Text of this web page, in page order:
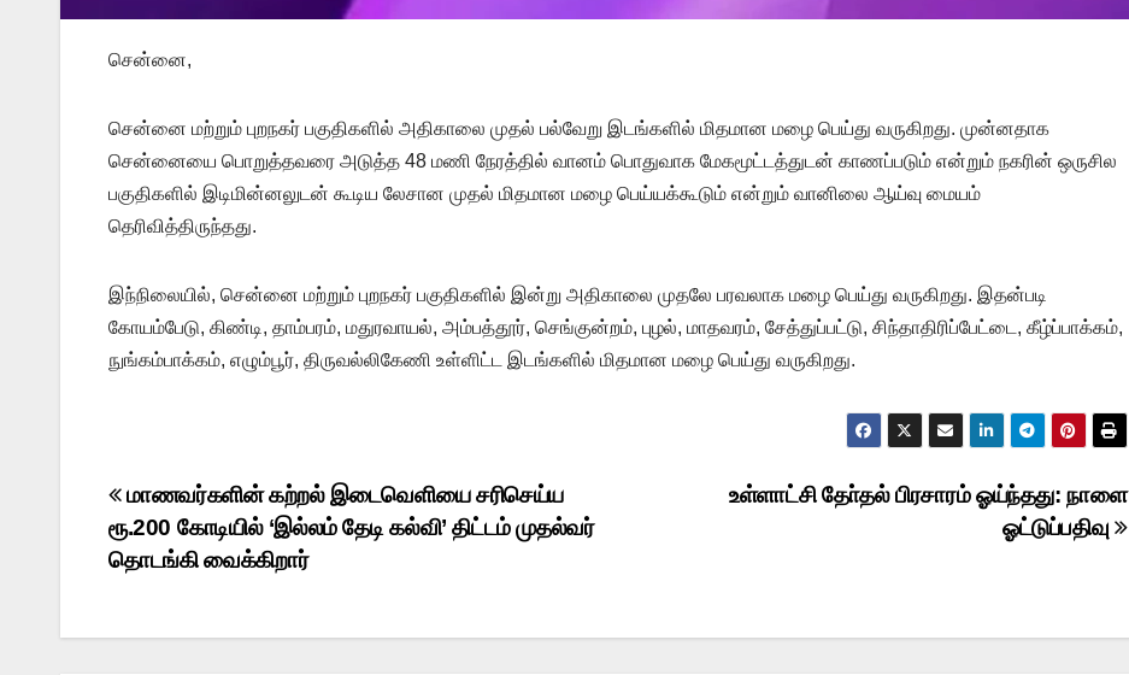
சென்னை,
சென்னை மற்றும் புறநகர் பகுதிகளில் அதிகாலை முதல் பல்வேறு இடங்களில் மிதமான மழை பெய்து வருகிறது. முன்னதாக
சென்னையை பொறுத்தவரை அடுத்த 48 மணி நேரத்தில் வானம் பொதுவாக மேகமூட்டத்துடன் காணப்படும் என்றும் நகரின் ஒருசில
பகுதிகளில் இடிமின்னலுடன் கூடிய லேசான முதல் மிதமான மழை பெய்யக்கூடும் என்றும் வானிலை ஆய்வு மையம்
தெரிவித்திருந்தது.
இந்நிலையில், சென்னை மற்றும் புறநகர் பகுதிகளில் இன்று அதிகாலை முதலே பரவலாக மழை பெய்து வருகிறது. இதன்படி
கோயம்பேடு, கிண்டி, தாம்பரம், மதுரவாயல், அம்பத்தூர், செங்குன்றம், புழல், மாதவரம், சேத்துப்பட்டு, சிந்தாதிரிப்பேட்டை, கீழ்ப்பாக்கம்,
நுங்கம்பாக்கம், எழும்பூர், திருவல்லிகேணி உள்ளிட்ட இடங்களில் மிதமான மழை பெய்து வருகிறது.
Post
navigation
உள்ளாட்சி தோ்தல் பிரசாரம் ஓய்ந்தது: நாளை
ஓட்டுப்பதிவு
மாணவர்களின் கற்றல் இடைவெளியை சரிசெய்ய
ரூ.200 கோடியில் ‘இல்லம் தேடி கல்வி’ திட்டம் முதல்வர்
தொடங்கி வைக்கிறார்